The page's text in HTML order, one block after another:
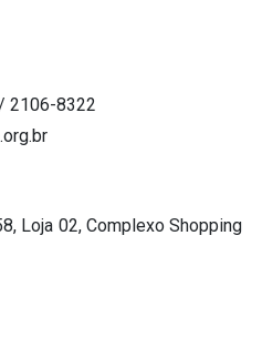
2106-8322
Loja 02, Complexo Shopping